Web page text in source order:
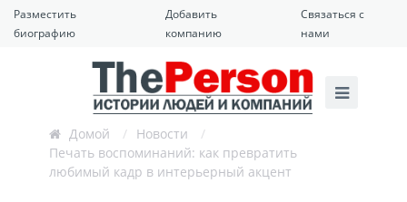
Разместить
биографию
Добавить
компанию
Связаться с
нами
Домой / Новости
/
Печать воспоминаний: как превратить
любимый кадр в интерьерный акцент